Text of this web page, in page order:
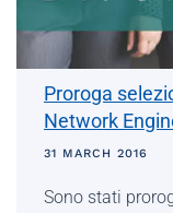
Proroga
Network
31 MARCH 2016
Sono stati